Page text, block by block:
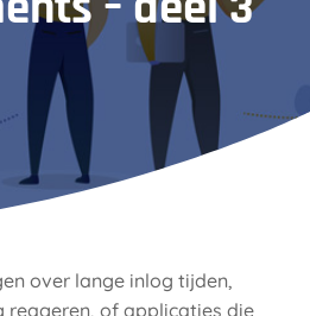
over lange inlog tijden,
reageren, of applicaties die